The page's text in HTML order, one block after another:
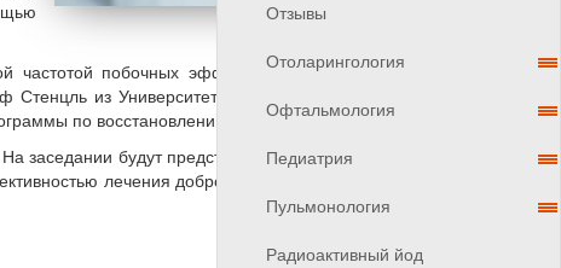
Отзывы
Отоларингология
Офтальмология
Педиатрия
Пульмонология
Радиоактивный йод
частотой побочных эффектов после радикальной
Стенцль из Университета им. Эберхарда Карлса в
по восстановлению».
заседании будут представлены последние данные
лечения доброкачественной гиперплазии